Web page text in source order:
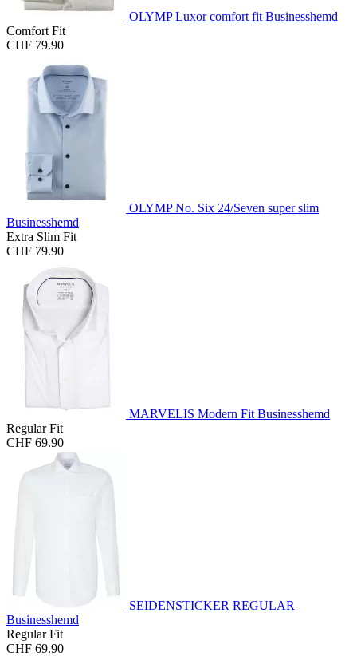
OLYMP Luxor comfort fit Businesshemd
Comfort Fit
CHF 79.90
OLYMP No. Six 24/Seven super slim
Businesshemd
Extra Slim Fit
CHF 79.90
MARVELIS Modern Fit Businesshemd
Regular Fit
CHF 69.90
SEIDENSTICKER REGULAR
Businesshemd
Regular Fit
CHF 69.90